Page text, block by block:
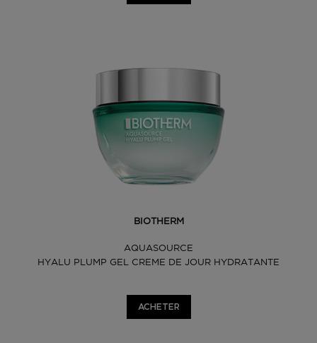
BIOTHERM
AQUASOURCE
HYALU PLUMP GEL CREME DE JOUR HYDRATANTE
ACHETER